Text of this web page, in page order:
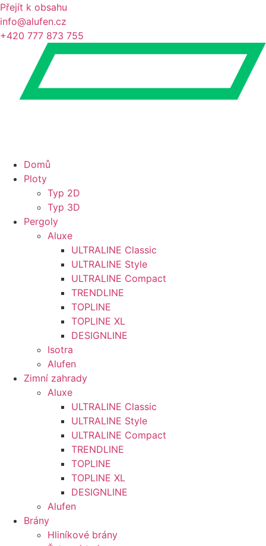
Přejít k obsahu
info@alufen.cz
+420 777 873 755
Domů
Ploty
Typ 2D
Typ 3D
Pergoly
Aluxe
ULTRALINE Classic
ULTRALINE Style
ULTRALINE Compact
TRENDLINE
TOPLINE
TOPLINE XL
DESIGNLINE
Isotra
Alufen
Zimní zahrady
Aluxe
ULTRALINE Classic
ULTRALINE Style
ULTRALINE Compact
TRENDLINE
TOPLINE
TOPLINE XL
DESIGNLINE
Alufen
Brány
Hliníkové brány